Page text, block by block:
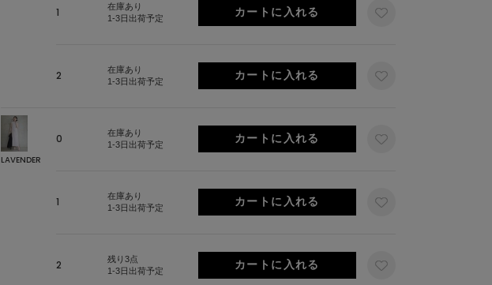
1
在庫あり
1-3日出荷予定
2
在庫あり
1-3日出荷予定
LAVENDER
0
在庫あり
1-3日出荷予定
1
在庫あり
1-3日出荷予定
2
残り3点
1-3日出荷予定